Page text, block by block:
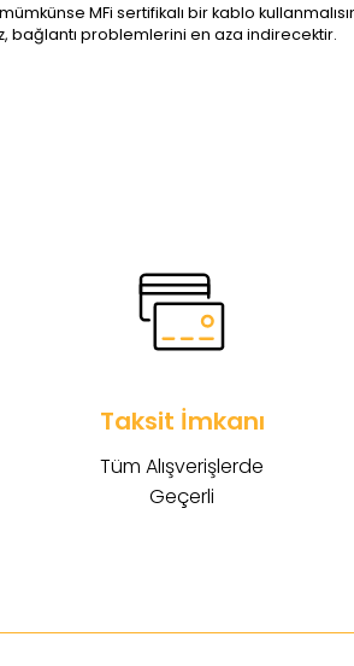
MFi sertifikalı bir kablo
bağlantı problemlerini en aza indirecektir.
Taksit İmkanı
Tüm Alışverişlerde
Geçerli